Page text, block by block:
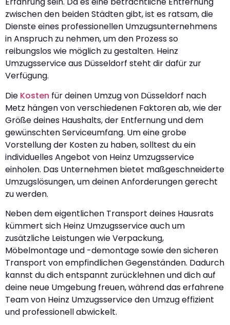
zwischen den beiden Städten gibt, ist es ratsam, die
Dienste eines professionellen Umzugsunternehmens
in Anspruch zu nehmen, um den Prozess so
reibungslos wie möglich zu gestalten. Heinz
Umzugsservice aus Düsseldorf steht dir dafür zur
Verfügung.
Die Kosten für deinen Umzug von Düsseldorf nach
Metz hängen von verschiedenen Faktoren ab, wie der
Größe deines Haushalts, der Entfernung und dem
gewünschten Serviceumfang. Um eine grobe
Vorstellung der Kosten zu haben, solltest du ein
individuelles Angebot von Heinz Umzugsservice
einholen. Das Unternehmen bietet maßgeschneiderte
Umzugslösungen, um deinen Anforderungen gerecht
zu werden.
Neben dem eigentlichen Transport deines Hausrats
kümmert sich Heinz Umzugsservice auch um
zusätzliche Leistungen wie Verpackung,
Möbelmontage und -demontage sowie den sicheren
Transport von empfindlichen Gegenständen. Dadurch
kannst du dich entspannt zurücklehnen und dich auf
deine neue Umgebung freuen, während das erfahrene
Team von Heinz Umzugsservice den Umzug effizient
und professionell abwickelt.